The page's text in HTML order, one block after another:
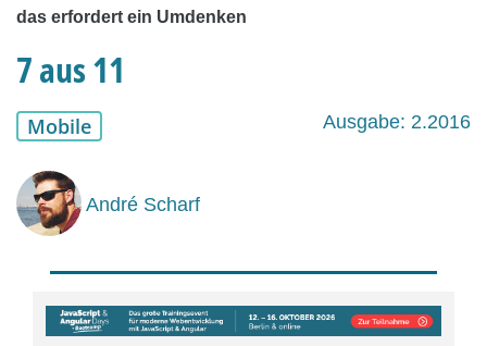
das erfordert ein Umdenken
7 aus 11
Mobile Ausgabe: 2.2016
André Scharf